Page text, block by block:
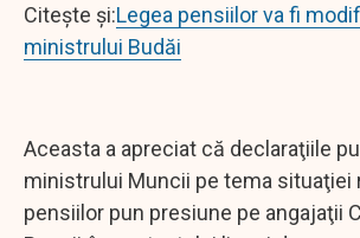
Citește și:Legea pensiilor va fi
ministrului Budăi
Aceasta a apreciat că declaraţiile
ministrului Muncii pe tema situaţiei
pensiilor pun presiune pe angajaţii